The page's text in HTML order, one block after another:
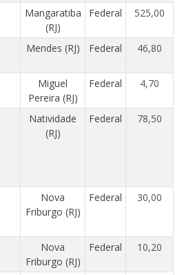
Mangaratiba
(RJ)
Federal 525,00
Mendes (RJ) Federal 46,80
Miguel
Pereira (RJ)
Federal 4,70
Natividade
(RJ)
Federal 78,50
Nova
Friburgo (RJ)
Federal 30,00
Nova
Friburgo (RJ)
Federal 10,20